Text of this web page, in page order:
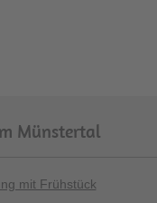
Münstertal
mit Frühstück